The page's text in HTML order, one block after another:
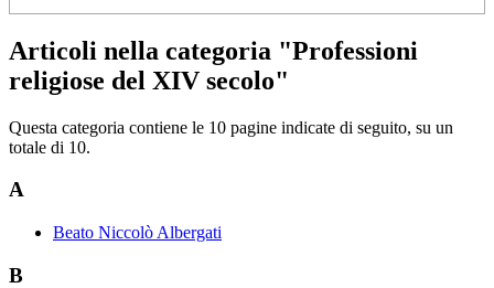
Articoli nella categoria "Professioni
religiose del XIV secolo"
Questa categoria contiene le 10 pagine indicate di seguito, su un
totale di 10.
A
Beato Niccolò Albergati
B